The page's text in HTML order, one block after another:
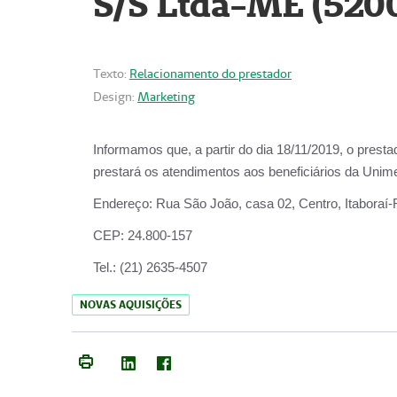
Texto: Relacionamento do prestador
Design: Marketing
Informamos que, a partir do dia 18/11/2019, o
prestará os atendimentos aos beneficiários da
Endereço: Rua São João, casa 02, Centro, Itaboraí-
CEP: 24.800-157
Tel.: (21) 2635-4507
NOVAS AQUISIÇÕES